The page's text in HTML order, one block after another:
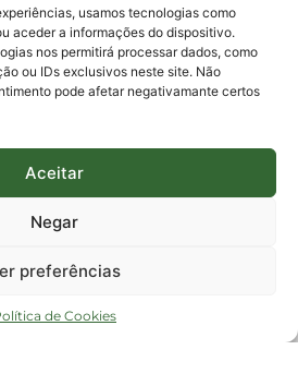
usamos tecnologias como
aceder a informações do dispositivo.
nos permitirá processar dados, como
ou IDs exclusivos neste site. Não
pode afetar negativamante certos
Aceitar
Negar
preferências
de Cookies
à Pesquisa
à Inovação
à Bolsas
à Prestação de Contas
à Plataforma
3665-4831
Fapesc / Celta, 5° andar